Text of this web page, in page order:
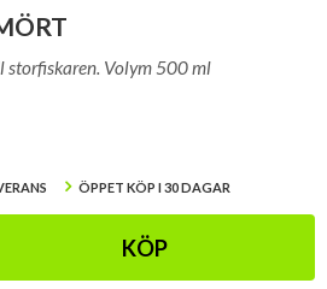
storfiskaren. Volym 500 ml
ÖPPET KÖP I 30 DAGAR
KÖP